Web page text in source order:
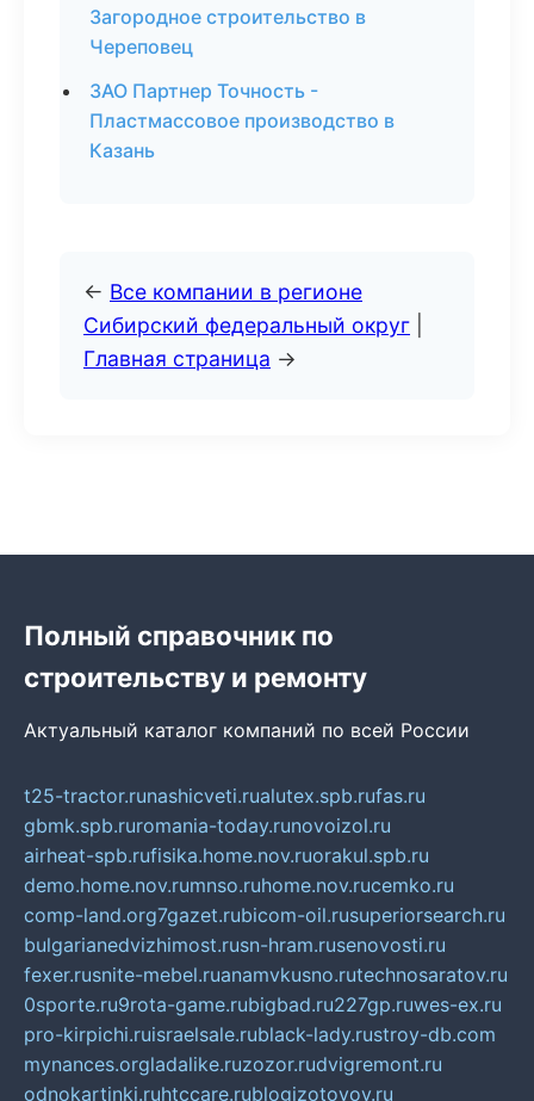
Загородное строительство в
Череповец
ЗАО Партнер Точность -
Пластмассовое производство в
Казань
← Все компании в регионе
Сибирский федеральный округ
Главная страница →
Полный справочник по
строительству и ремонту
Актуальный каталог компаний по всей России
t25-tractor.runashicveti.rualutex.spb.rufas.ru
gbmk.spb.ruromania-today.runovoizol.ru
airheat-spb.rufisika.home.nov.ruorakul.spb.ru
demo.home.nov.rumnso.ruhome.nov.rucemko.ru
comp-land.org7gazet.rubicom-oil.rusuperiorsearch.ru
bulgarianedvizhimost.rusn-hram.rusenovosti.ru
fexer.rusnite-mebel.ruanamvkusno.rutechnosaratov.ru
0sporte.ru9rota-game.rubigbad.ru227gp.ruwes-ex.ru
pro-kirpichi.ruisraelsale.rublack-lady.rustroy-db.com
mynances.orgladalike.ruzozor.rudvigremont.ru
odnokartinki.ruhtccare.rublogizotovoy.ru